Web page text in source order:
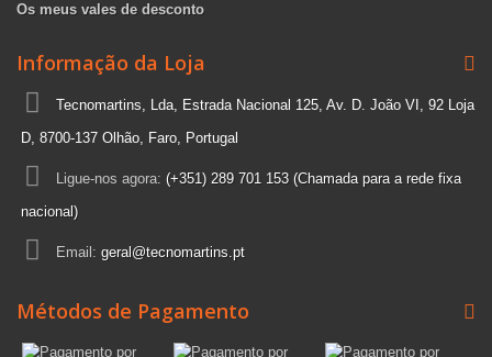
Os meus vales de desconto
Informação da Loja
Tecnomartins, Lda, Estrada Nacional 125, Av. D. João VI, 92 Loja
D, 8700-137 Olhão, Faro, Portugal
Ligue-nos agora: (+351) 289 701 153 (Chamada para a rede fixa
nacional)
Email: geral@tecnomartins.pt
Métodos de Pagamento